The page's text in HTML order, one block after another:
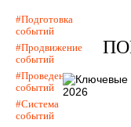
Подготовка
событий
Продвижение
событий
Проведение
событий
Система
событий